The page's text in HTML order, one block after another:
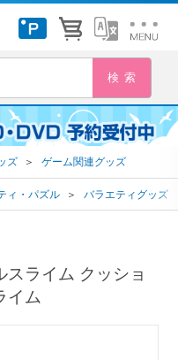
ズ ＞ ゲーム関連グッズ
ィ・パズル ＞ バラエティグッズ
スライム クッショ
イム